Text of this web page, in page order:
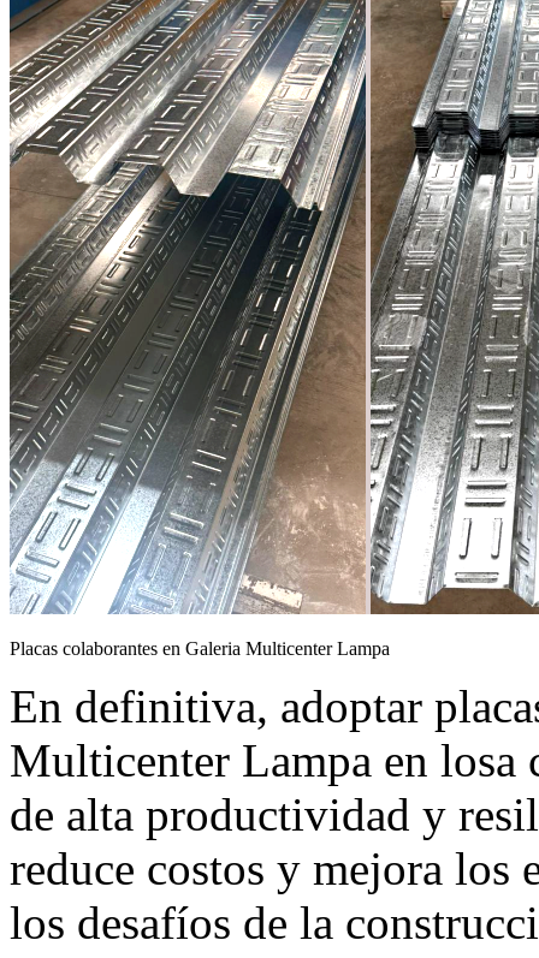
Placas colaborantes en Galeria Multicenter Lampa
En definitiva, adoptar
Multicenter Lampa en losa
de alta productividad y
reduce costos y mejora los
los desafíos de la